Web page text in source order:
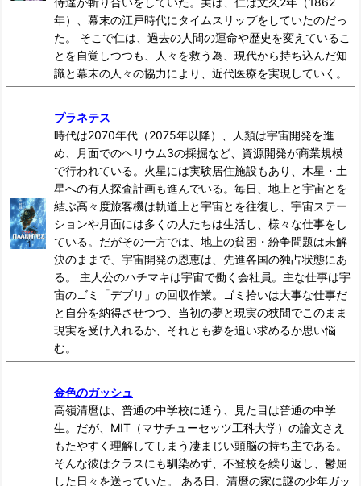
年）、幕末の江戸時代にタイムスリップをしていたのだっ
た。 そこで仁は、過去の人間の運命や歴史を変えているこ
とを自覚しつつも、人々を救う為、現代から持ち込んだ知
識と幕末の人々の協力により、近代医療を実現していく。
プラネテス
時代は2070年代（2075年以降）、人類は宇宙開発を進
め、月面でのヘリウム3の採掘など、資源開発が商業規模
で行われている。火星には実験居住施設もあり、木星・土
星への有人探査計画も進んでいる。毎日、地上と宇宙とを
結ぶ高々度旅客機は軌道上と宇宙とを往復し、宇宙ステー
ションや月面には多くの人たちは生活し、様々な仕事をし
ている。だがその一方では、地上の貧困・紛争問題は未解
決のままで、宇宙開発の恩恵は、先進各国の独占状態にあ
る。 主人公のハチマキは宇宙で働く会社員。主な仕事は宇
宙のゴミ「デブリ」の回収作業。ゴミ拾いは大事な仕事だ
と自分を納得させつつ、当初の夢と現実の狭間でこのまま
現実を受け入れるか、それとも夢を追い求めるか思い悩
む。
金色のガッシュ
高嶺清麿は、普通の中学校に通う、見た目は普通の中学
生。だが、MIT（マサチューセッツ工科大学）の論文さえ
もたやすく理解してしまう凄まじい頭脳の持ち主である。
そんな彼はクラスにも馴染めず、不登校を繰り返し、鬱屈
した日々を送っていた。 ある日、清麿の家に謎の少年ガッ